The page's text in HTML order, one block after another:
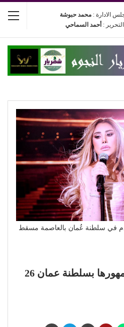
الادارة : محمد حبوشة
: أحمد السماحي
في سلطنة عُمان بالعاصمة مسقط
(نجوى كرم) تلتقي جمهورها بسلطنة عمان 26